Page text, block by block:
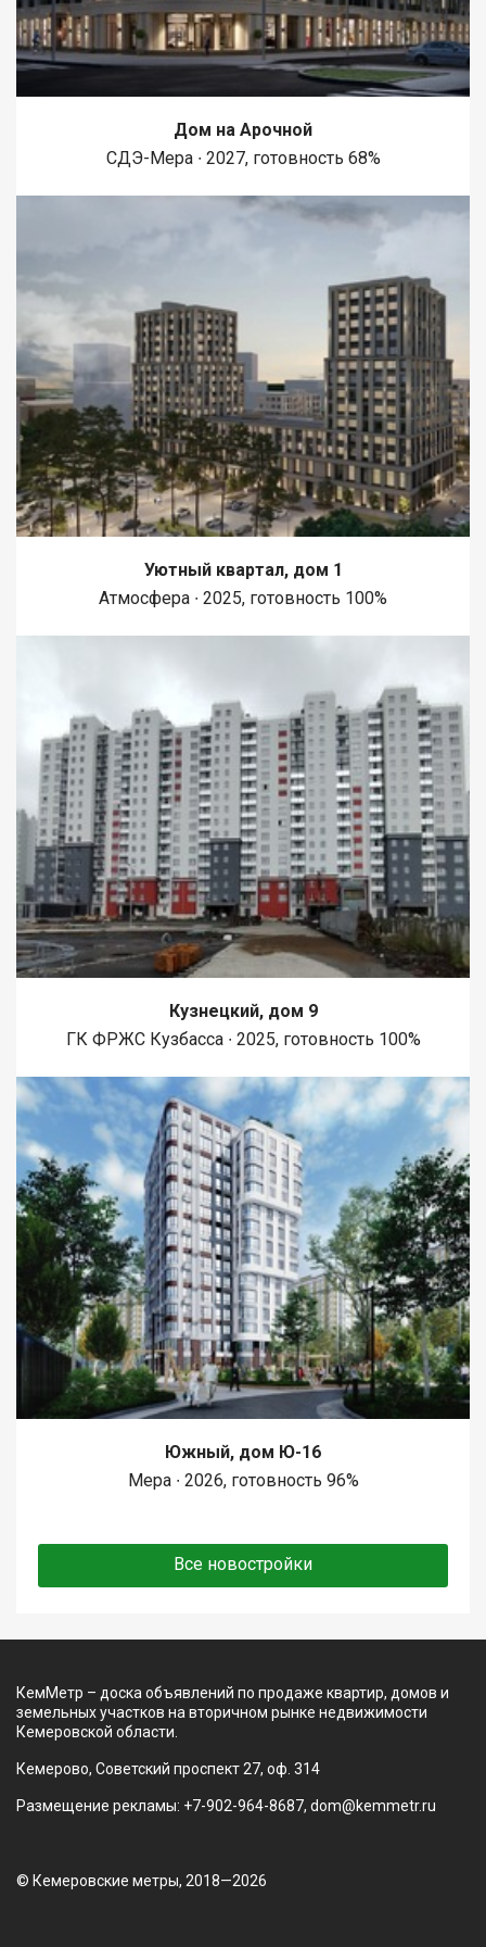
Дом на Арочной
СДЭ-Мера ∙ 2027, готовность 68%
Уютный квартал, дом 1
Атмосфера ∙ 2025, готовность 100%
Кузнецкий, дом 9
ГК ФРЖС Кузбасса ∙ 2025, готовность 100%
Южный, дом Ю-16
Мера ∙ 2026, готовность 96%
Все новостройки
КемМетр – доска объявлений по продаже квартир, домов и
земельных участков на вторичном рынке недвижимости
Кемеровской области.
Кемерово, Советский проспект 27, оф. 314
Размещение рекламы: +7-902-964-8687, dom@kemmetr.ru
© Кемеровские метры, 2018—2026